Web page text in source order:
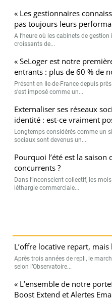
« Les gestionnaires
pas toujours leurs
A l’heure où les cabinets de
croissants de...
« SeLoger est notre
entrants : plus de 60 % de
Présent en Ile-de-France depuis
s’est imposé comme un...
Externaliser ses réseaux
identité : est-ce vraiment
Longtemps considérés comme un
sociaux sont devenus un...
Pourquoi l’été est la
concurrents ?
Dans l’inconscient collectif, les
léthargie commerciale...
L’offre locative repart,
Après trois années de repli, le
selon l’Observatoire...
« L’ensemble de notre
Boost Extend et Alertes